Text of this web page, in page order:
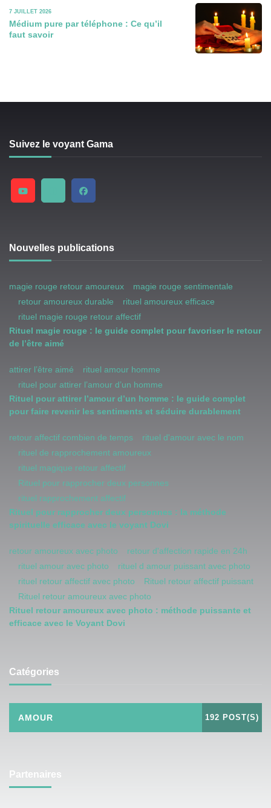
7 JUILLET 2026
Médium pure par téléphone : Ce qu’il
faut savoir
Suivez le voyant Gama
Nouvelles publications
magie rouge retour amoureux
magie rouge sentimentale
retour amoureux durable
rituel amoureux efficace
rituel magie rouge retour affectif
Rituel magie rouge : le guide complet pour favoriser le retour
de l’être aimé
attirer l’être aimé
rituel amour homme
rituel pour attirer l’amour d’un homme
Rituel pour attirer l’amour d’un homme : le guide complet
pour faire revenir les sentiments et séduire durablement
retour affectif combien de temps
rituel d'amour avec le nom
rituel de rapprochement amoureux
rituel magique retour affectif
Rituel pour rapprocher deux personnes
rituel rapprochement affectif
Rituel pour rapprocher deux personnes : la méthode
spirituelle efficace avec le voyant Dovi
retour amoureux avec photo
retour d'affection rapide en 24h
rituel amour avec photo
rituel d amour puissant avec photo
rituel retour affectif avec photo
Rituel retour affectif puissant
Rituel retour amoureux avec photo
Rituel retour amoureux avec photo : méthode puissante et
efficace avec le Voyant Dovi
Catégories
AMOUR 192 POST(S)
Partenaires